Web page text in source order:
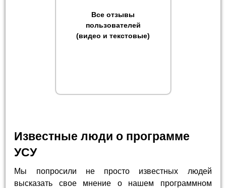
Все отзывы
пользователей
(видео и текстовые)
Известные люди о программе
УСУ
Мы попросили не просто известных людей
высказать свое мнение о нашем программном